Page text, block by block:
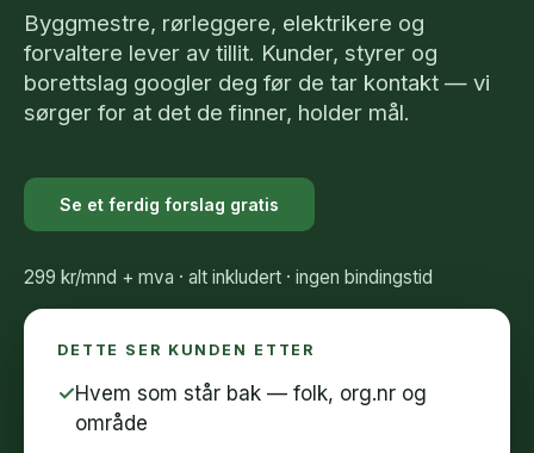
Byggmestre, rørleggere, elektrikere og
forvaltere lever av tillit. Kunder, styrer og
borettslag googler deg før de tar kontakt — vi
sørger for at det de finner, holder mål.
Se et ferdig forslag gratis
299 kr/mnd + mva · alt inkludert · ingen bindingstid
DETTE SER KUNDEN ETTER
✓Hvem som står bak — folk, org.nr og
område